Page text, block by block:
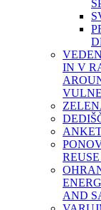
IN V
AND